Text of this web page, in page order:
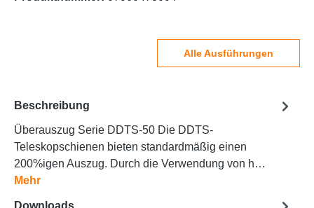
Alle Ausführungen
Beschreibung
Überauszug Serie DDTS-50 Die DDTS-
Teleskopschienen bieten standardmäßig einen
200%igen Auszug. Durch die Verwendung von h…
Mehr